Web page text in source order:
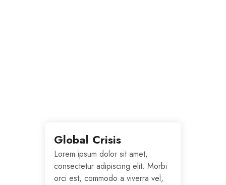
Global Crisis
Lorem ipsum dolor sit amet,
consectetur adipiscing elit. Morbi
orci est, commodo a viverra vel,